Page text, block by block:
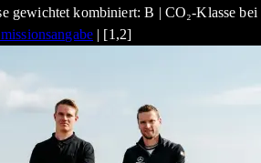
gewichtet kombiniert: B | CO₂-Klasse bei
| [1,2]